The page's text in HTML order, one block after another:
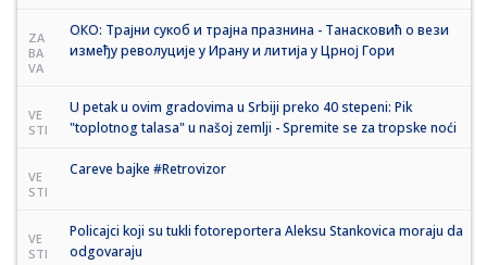
ZA
BA
VA
ОКО: Трајни сукоб и трајна празнина - Танасковић о вези
између револуције у Ирану и литија у Црној Гори
VE
STI
U petak u ovim gradovima u Srbiji preko 40 stepeni: Pik
"toplotnog talasa" u našoj zemlji - Spremite se za tropske noći
VE
STI
Careve bajke #Retrovizor
VE
STI
Policajci koji su tukli fotoreportera Aleksu Stankovica moraju da
odgovaraju